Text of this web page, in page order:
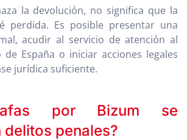
la devolución, no significa que la
perdida. Es posible presentar una
acudir al servicio de atención al
de España o iniciar acciones legales
jurídica suficiente.
por Bizum se
penales?